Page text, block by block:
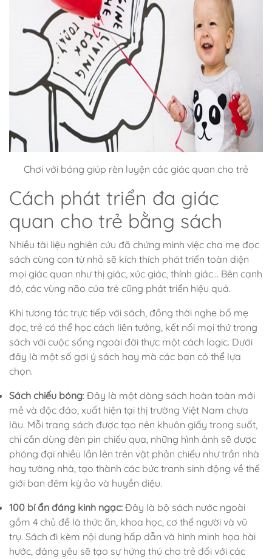
Chơi với bóng giúp rèn luyện các giác quan cho trẻ
Cách phát triển đa giác
quan cho trẻ bằng sách
Nhiều tài liệu nghiên cứu đã chứng minh việc cha mẹ đọc
sách cùng con từ nhỏ sẽ kích thích phát triển toàn diện
mọi giác quan như thị giác, xúc giác, thính giác… Bên cạnh
đó, các vùng não của trẻ cũng phát triển hiệu quả.
Khi tương tác trực tiếp với sách, đồng thời nghe bố mẹ
đọc, trẻ có thể học cách liên tưởng, kết nối mọi thứ trong
sách với cuộc sống ngoài đời thực một cách logic. Dưới
đây là một số gợi ý sách hay mà các bạn có thể lựa
chọn.
Sách chiếu bóng: Đây là một dòng sách hoàn toàn mới
mẻ và độc đáo, xuất hiện tại thị trường Việt Nam chưa
lâu. Mỗi trang sách được tạo nên khuôn giấy trong suốt,
chỉ cần dùng đèn pin chiếu qua, những hình ảnh sẽ được
phóng đại nhiều lần lên trên vật phản chiếu như trần nhà
hay tường nhà, tạo thành các bức tranh sinh động về thế
giới ban đêm kỳ ảo và huyền diệu.
100 bí ẩn đáng kinh ngạc: Đây là bộ sách nước ngoài
gồm 4 chủ đề là thức ăn, khoa học, cơ thể người và vũ
trụ. Sách đi kèm nội dung hấp dẫn và hình minh họa hài
hước, đáng yêu sẽ tạo sự hứng thú cho trẻ đối với các